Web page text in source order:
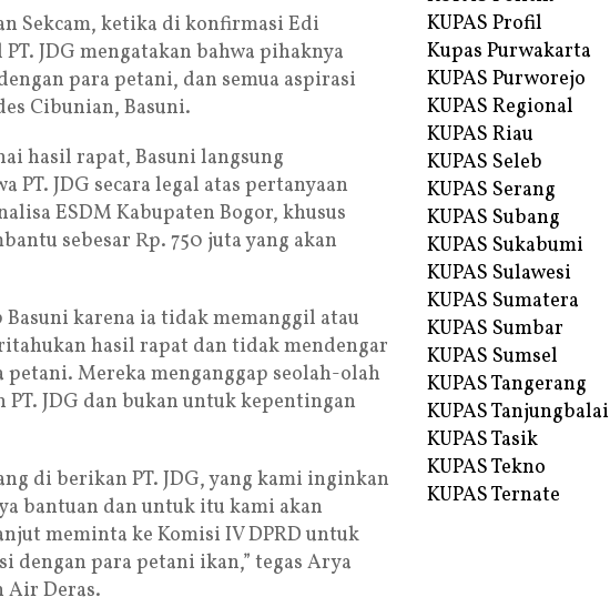
Sekcam, ketika di konfirmasi Edi
JDG mengatakan bahwa pihaknya
para petani, dan semua aspirasi
Cibunian, Basuni.
hasil rapat, Basuni langsung
JDG secara legal atas pertanyaan
ESDM Kabupaten Bogor, khusus
sebesar Rp. 750 juta yang akan
karena ia tidak memanggil atau
hasil rapat dan tidak mendengar
Mereka menganggap seolah-olah
JDG dan bukan untuk kepentingan
di berikan PT. JDG, yang kami inginkan
bantuan dan untuk itu kami akan
meminta ke Komisi IV DPRD untuk
dengan para petani ikan,” tegas Arya
Air Deras.
KUPAS Profil
Kupas Purwakarta
KUPAS Purworejo
KUPAS Regional
KUPAS Riau
KUPAS Seleb
KUPAS Serang
KUPAS Subang
KUPAS Sukabumi
KUPAS Sulawesi
KUPAS Sumatera
KUPAS Sumbar
KUPAS Sumsel
KUPAS Tangerang
KUPAS Tanjungbalai
KUPAS Tasik
KUPAS Tekno
KUPAS Ternate